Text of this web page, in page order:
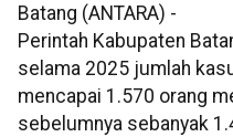
Batang (ANTARA) -
Perintah Kabupaten
selama 2025 jumlah
mencapai 1.570 orang
sebelumnya sebanyak